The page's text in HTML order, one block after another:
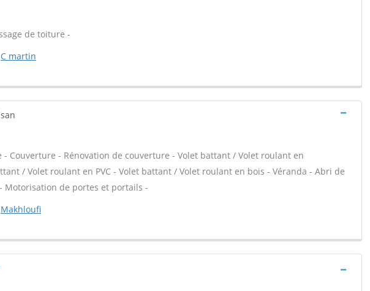
de toiture -
C martin
- Couverture - Rénovation de couverture - Volet battant / Volet roulant en
/ Volet roulant en PVC - Volet battant / Volet roulant en bois - Véranda - Abri de
Motorisation de portes et portails -
Makhloufi